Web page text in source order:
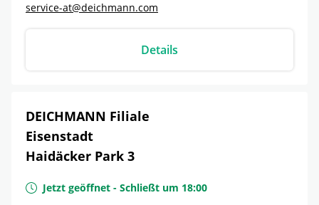
service-at@deichmann.com
Details
DEICHMANN Filiale
Eisenstadt
Haidäcker Park 3
Jetzt geöffnet - Schließt um 18:00